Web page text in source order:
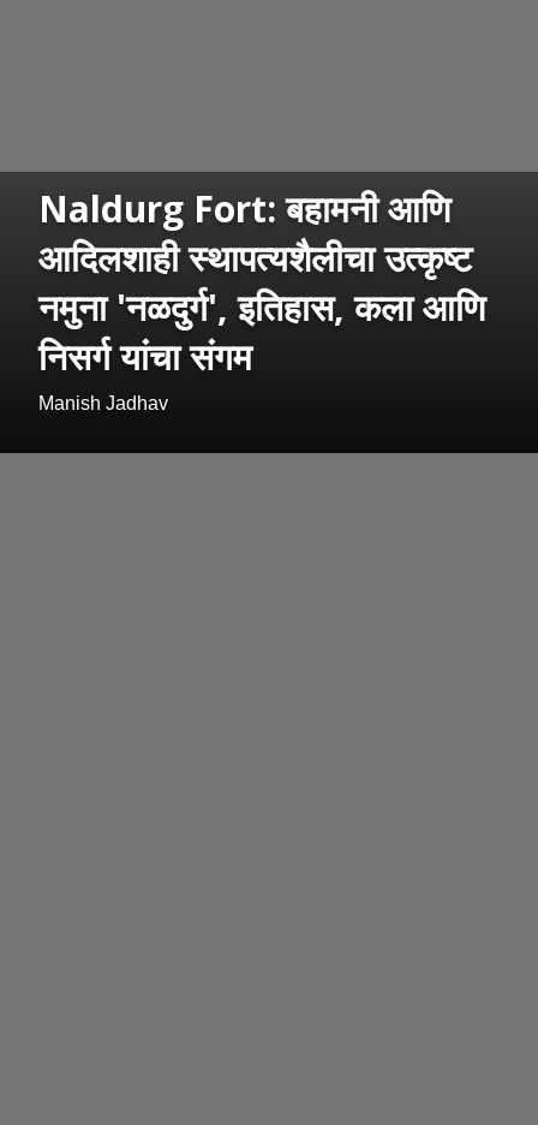
Naldurg Fort: बहामनी आणि
आदिलशाही स्थापत्यशैलीचा उत्कृष्ट
नमुना 'नळदुर्ग', इतिहास, कला आणि
निसर्ग यांचा संगम
Manish Jadhav